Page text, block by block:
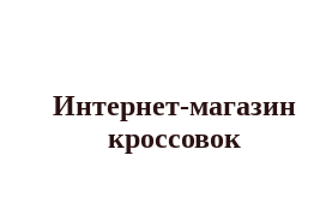
Интернет-магазин
кроссовок